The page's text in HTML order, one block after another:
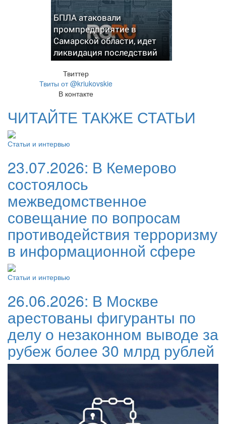
БПЛА атаковали
промпредприятие в
Самарской области, идет
ликвидация последствий
Твиттер
Твиты от @kriukovskie
В контакте
ЧИТАЙТЕ ТАКЖЕ СТАТЬИ
Статьи и интервью
23.07.2026: В Кемерово
состоялось
межведомственное
совещание по вопросам
противодействия терроризму
в информационной сфере
Статьи и интервью
26.06.2026: В Москве
арестованы фигуранты по
делу о незаконном выводе за
рубеж более 30 млрд рублей